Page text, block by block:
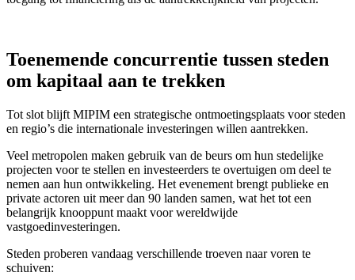
Toenemende concurrentie tussen steden
om kapitaal aan te trekken
Tot slot blijft MIPIM een strategische ontmoetingsplaats voor steden
en regio’s die internationale investeringen willen aantrekken.
Veel metropolen maken gebruik van de beurs om hun stedelijke
projecten voor te stellen en investeerders te overtuigen om deel te
nemen aan hun ontwikkeling. Het evenement brengt publieke en
private actoren uit meer dan 90 landen samen, wat het tot een
belangrijk knooppunt maakt voor wereldwijde
vastgoedinvesteringen.
Steden proberen vandaag verschillende troeven naar voren te
schuiven: